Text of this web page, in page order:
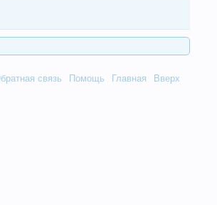
связь Помощь Главная Вверх